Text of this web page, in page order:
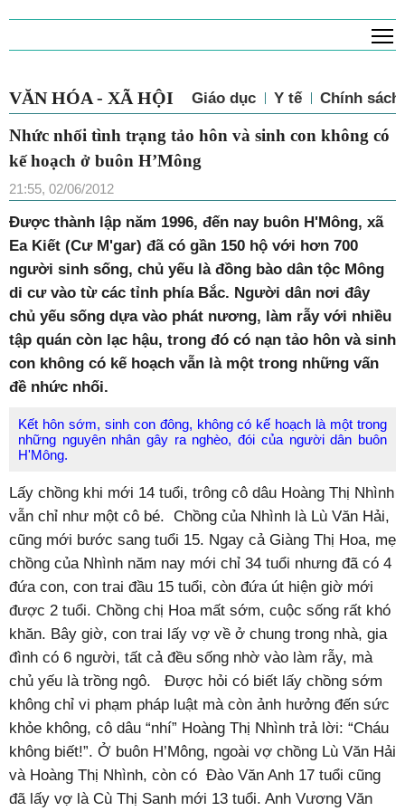
VĂN HÓA - XÃ HỘI Giáo dục Y tế Chính sách
Nhức nhối tình trạng tảo hôn và sinh con không có
kế hoạch ở buôn H’Mông
21:55, 02/06/2012
Được thành lập năm 1996, đến nay buôn H'Mông, xã
Ea Kiết (Cư M'gar) đã có gần 150 hộ với hơn 700
người sinh sống, chủ yếu là đồng bào dân tộc Mông
di cư vào từ các tỉnh phía Bắc. Người dân nơi đây
chủ yếu sống dựa vào phát nương, làm rẫy với nhiều
tập quán còn lạc hậu, trong đó có nạn tảo hôn và sinh
con không có kế hoạch vẫn là một trong những vấn
đề nhức nhối.
Kết hôn sớm, sinh con đông, không có kế hoạch là một trong
những nguyên nhân gây ra nghèo, đói của người dân buôn
H'Mông.
Lấy chồng khi mới 14 tuổi, trông cô dâu Hoàng Thị Nhình
vẫn chỉ như một cô bé. Chồng của Nhình là Lù Văn Hải,
cũng mới bước sang tuổi 15. Ngay cả Giàng Thị Hoa, mẹ
chồng của Nhình năm nay mới chỉ 34 tuổi nhưng đã có 4
đứa con, con trai đầu 15 tuổi, còn đứa út hiện giờ mới
được 2 tuổi. Chồng chị Hoa mất sớm, cuộc sống rất khó
khăn. Bây giờ, con trai lấy vợ về ở chung trong nhà, gia
đình có 6 người, tất cả đều sống nhờ vào làm rẫy, mà
chủ yếu là trồng ngô. Được hỏi có biết lấy chồng sớm
không chỉ vi phạm pháp luật mà còn ảnh hưởng đến sức
khỏe không, cô dâu “nhí” Hoàng Thị Nhình trả lời: “Cháu
không biết!”. Ở buôn H’Mông, ngoài vợ chồng Lù Văn Hải
và Hoàng Thị Nhình, còn có Đào Văn Anh 17 tuổi cũng
đã lấy vợ là Cù Thị Sanh mới 13 tuổi. Anh Vương Văn